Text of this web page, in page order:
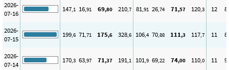
2026-
07-16
147,1 16,91 69,80 210,7 81,91 26,74 71,57 120,3 12 8
2026-
07-15
199,6 71,71 175,6 328,6 106,4 70,88 111,3 117,7 11 8
2026-
07-14
170,3 63,97 71,37 191,1 101,9 69,22 74,00 110,0 11 9